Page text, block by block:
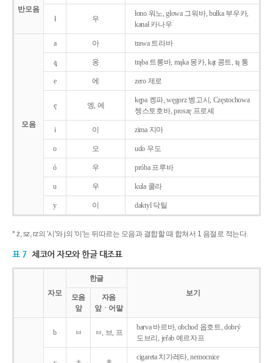
반모음
ł 우
łono 워노, głowa 그워바, bułka 부우카,
kanał 카나우
모음
a 아 trawa 트라바
ą̨ 옹 trąba 트롱바, mąka 몽카, kąt 콩트, tą 통
e 에 zero 제로
ę 엥, 에
kępa 켕파, węgorz 벵고시, Częstochowa
쳉스토호바, proszę 프로셰
i 이 zima 지마
o 오 udo 우도
ó 우 próba 프루바
u 우 kula 쿨라
y 이 daktyl 닥틸
* ż, sz, rz의 '시'와 j의 '이'는 뒤따르는 모음과 결합할 때 합쳐서 1 음절로 적는다.
표 7 체코어 자모와 한글 대조표
자모
한글
보기
모음
앞
자음
앞ㆍ어말
b ㅂ ㅂ, 브, 프
barva 바르바, obchod 옵호트, dobrý
도브리, jeřab 예르자프
cigareta 치가레타, nemocnice